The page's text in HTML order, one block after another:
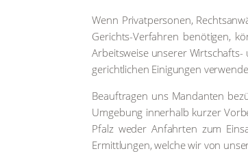
Wenn Pri­vat­per­so­nen,
Gerichts-Ver­fah­ren benö­ti­gen,
Arbeits­wei­se unse­rer
ge­richt­li­chen Eini­gun­gen
Beauf­tra­gen uns Man­dan­ten
Umge­bung inner­halb kur­zer
Pfalz weder Anfahr­ten zum
Ermitt­lun­gen, wel­che wir von